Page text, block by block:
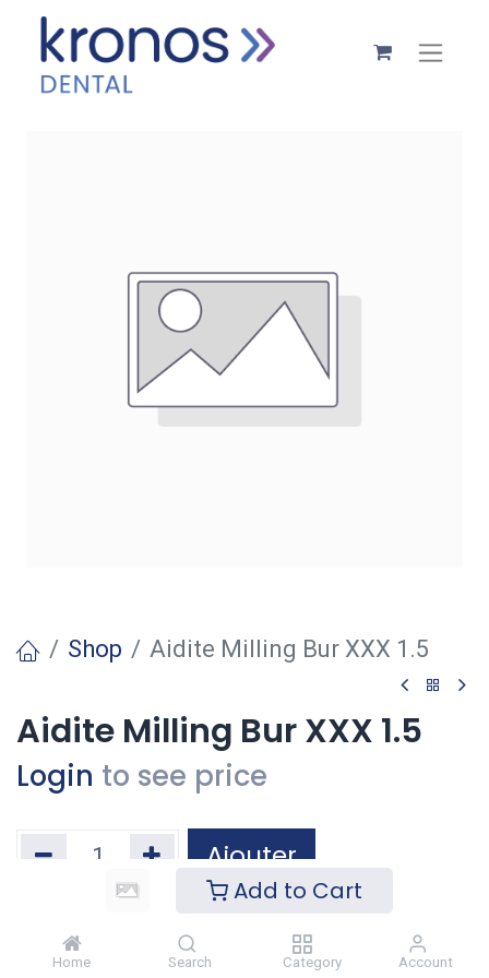
Add to Cart
Home Search Category Account
Shop Aidite Milling Bur XXX 1.5
Aidite Milling Bur XXX 1.5
Login to see price
Ajouter